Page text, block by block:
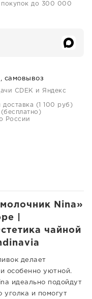
покупок до 300 000
самовывоз
CDEK и Яндекс
(1 100 руб)
России
Nina»
|
чайной
делает
особенно уютной.
идеально подойдут
уголка и помогут